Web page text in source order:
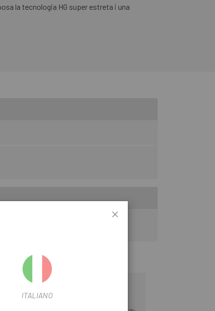
la tecnologia HG super estreta i una
i una estructura precisa.
-9%
ITALIANO